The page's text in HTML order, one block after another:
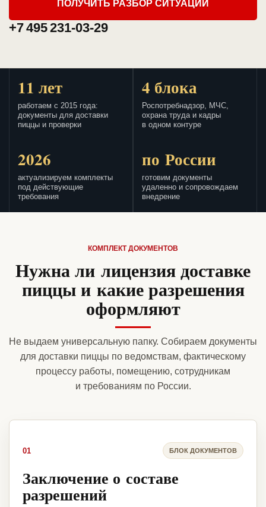
ПОЛУЧИТЬ РАЗБОР СИТУАЦИИ
+7 495 231-03-29
11 лет
работаем с 2015 года:
документы для доставки
пиццы и проверки
4 блока
Роспотребнадзор, МЧС,
охрана труда и кадры
в одном контуре
2026
актуализируем комплекты
под действующие
требования
по России
готовим документы
удаленно и сопровождаем
внедрение
КОМПЛЕКТ ДОКУМЕНТОВ
Нужна ли лицензия доставке
пиццы и какие разрешения
оформляют
Не выдаем универсальную папку. Собираем документы
для доставки пиццы по ведомствам, фактическому
процессу работы, помещению, сотрудникам
и требованиям по России.
01 БЛОК ДОКУМЕНТОВ
Заключение о составе
разрешений